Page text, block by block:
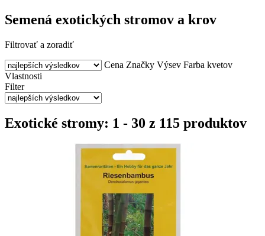
Semená exotických stromov a krov
Filtrovať a zoradiť
Cena Značky Výsev Farba kvetov
Vlastnosti
Filter
Exotické stromy: 1 - 30 z 115 produktov